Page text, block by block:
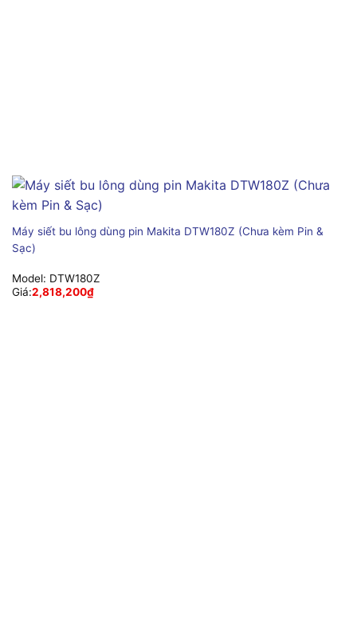
Máy siết bu lông dùng pin Makita DTW180Z (Chưa kèm Pin &
Sạc)
Model: DTW180Z
Giá:2,818,200₫